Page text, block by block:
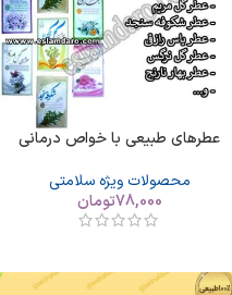
عطرهای طبیعی با خواص درمانی
محصولات ویژه سلامتی
78,000تومان